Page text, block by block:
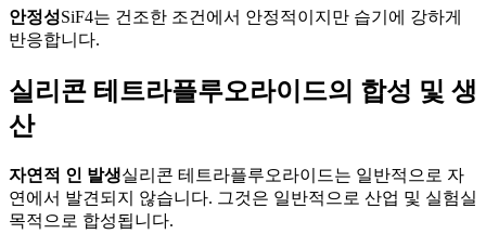
안정성SiF4는 건조한 조건에서 안정적이지만 습기에 강하게
반응합니다.
실리콘 테트라플루오라이드의 합성 및 생
산
자연적 인 발생실리콘 테트라플루오라이드는 일반적으로 자
연에서 발견되지 않습니다. 그것은 일반적으로 산업 및 실험실
목적으로 합성됩니다.